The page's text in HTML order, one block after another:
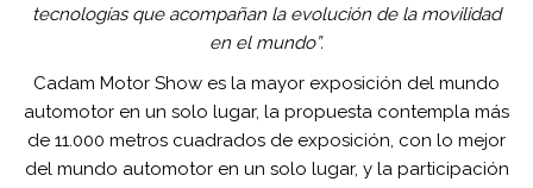
tecnologías que acompañan la evolución de la movilidad
en el mundo”.
Cadam Motor Show es la mayor exposición del mundo
automotor en un solo lugar, la propuesta contempla más
de 11.000 metros cuadrados de exposición, con lo mejor
del mundo automotor en un solo lugar, y la participación